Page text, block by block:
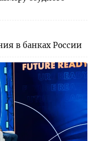
в банках России